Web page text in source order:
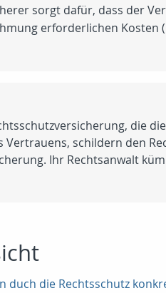
sorgt dafür, dass der
erforderlichen Kosten
die
Vertrauens, schildern den
Ihr Rechtsanwalt
duch die Rechtsschutz